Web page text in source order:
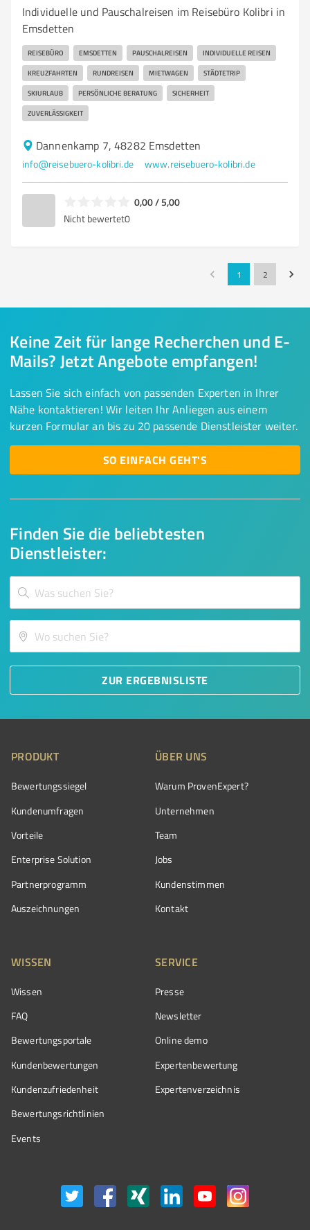
Individuelle und Pauschalreisen im Reisebüro Kolibri in
Emsdetten
REISEBÜRO EMSDETTEN PAUSCHALREISEN INDIVIDUELLE REISEN
KREUZFAHRTEN RUNDREISEN MIETWAGEN STÄDTETRIP
SKIURLAUB PERSÖNLICHE BERATUNG SICHERHEIT
ZUVERLÄSSIGKEIT
Dannenkamp 7, 48282 Emsdetten
info@reisebuero-kolibri.de www.reisebuero-kolibri.de
0,00 / 5,00
Nicht bewertet0
1 2
Finden Sie die beliebtesten
Dienstleister:
ZUR ERGEBNISLISTE
Keine Zeit für lange Recherchen und E-
Mails? Jetzt Angebote empfangen!
Lassen Sie sich einfach von passenden Experten in Ihrer
Nähe kontaktieren! Wir leiten Ihr Anliegen aus einem
kurzen Formular an bis zu 20 passende Dienstleister weiter.
SO EINFACH GEHT'S
PRODUKT
Bewertungssiegel
Kundenumfragen
Vorteile
Enterprise Solution
Partnerprogramm
Auszeichnungen
ÜBER UNS
Warum ProvenExpert?
Unternehmen
Team
Jobs
Kundenstimmen
Kontakt
WISSEN
Wissen
FAQ
Bewertungsportale
Kundenbewertungen
Kundenzufriedenheit
Bewertungs­richtlinien
Events
SERVICE
Presse
Newsletter
Online demo
Expertenbewertung
Expertenverzeichnis